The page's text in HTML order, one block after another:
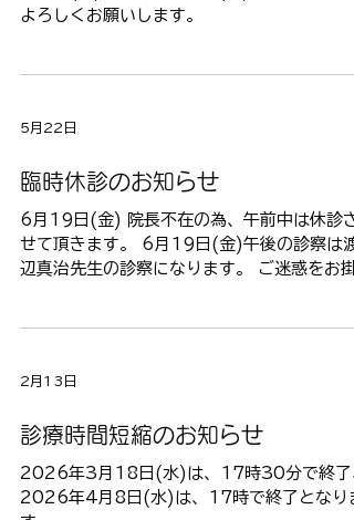
よろしくお願いします。
5月22日
臨時休診のお知らせ
6月19日(金) 院長不在の為、午前中は休診さ
せて頂きます。 6月19日(金)午後の診察は渡
辺真治先生の診察になります。 ご迷惑をお掛
2月13日
診療時間短縮のお知らせ
2026年3月18日(水)は、17時30分で終了
2026年4月8日(水)は、17時で終了となり